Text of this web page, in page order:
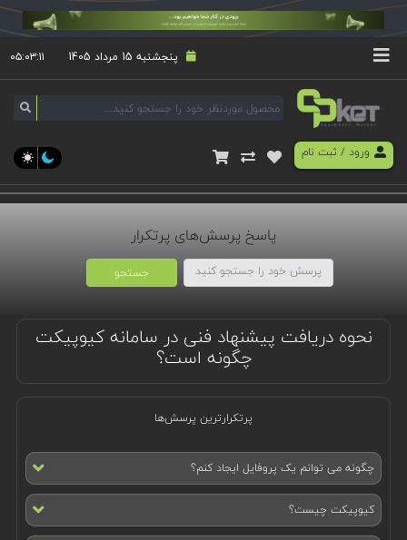
پنجشنبه 15 مرداد 1405 ۰۵:۰۳:۱۲
ورود/ ثبت نام
پاسخ پرسش‌های پرتکرار
جستجو
نحوه دریافت پیشنهاد فنی در سامانه کیوپیکت
چگونه است؟
پرتکرارترین پرسش‌ها
چگونه می توانم یک پروفایل ایجاد کنم؟
کیوپیکت چیست؟